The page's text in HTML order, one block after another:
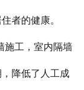
者的健康。
施工，室内隔墙
降低了人工成